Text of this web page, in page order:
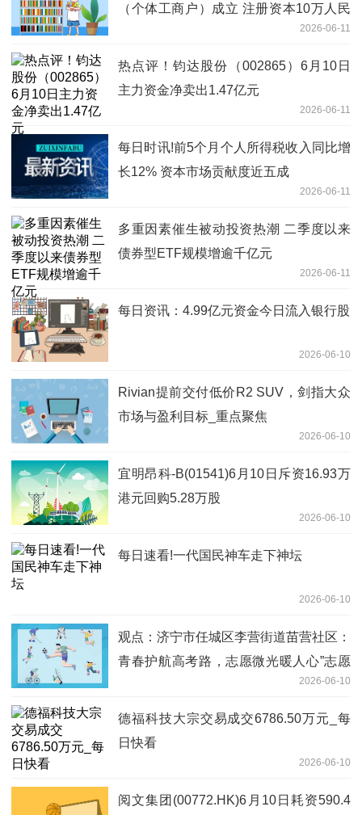
（个体工商户）成立 注册资本10万人民
2026-06-11
热点评！钧达股份（002865）6月10日
主力资金净卖出1.47亿元
2026-06-11
每日时讯!前5个月个人所得税收入同比增
长12% 资本市场贡献度近五成
2026-06-11
多重因素催生被动投资热潮 二季度以来
债券型ETF规模增逾千亿元
2026-06-11
每日资讯：4.99亿元资金今日流入银行股
2026-06-10
Rivian提前交付低价R2 SUV，剑指大众
市场与盈利目标_重点聚焦
2026-06-10
宜明昂科-B(01541)6月10日斥资16.93万
港元回购5.28万股
2026-06-10
每日速看!一代国民神车走下神坛
2026-06-10
观点：济宁市任城区李营街道苗营社区：
青春护航高考路，志愿微光暖人心”志愿
2026-06-10
德福科技大宗交易成交6786.50万元_每
日快看
2026-06-10
阅文集团(00772.HK)6月10日耗资590.4